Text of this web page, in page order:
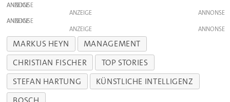
ANZEIGE
ANZEIGE
ANZEIGE
ANZEIGE
MARKUS HEYN
MANAGEMENT
CHRISTIAN FISCHER
TOP STORIES
STEFAN HARTUNG
KÜNSTLICHE INTELLIGENZ